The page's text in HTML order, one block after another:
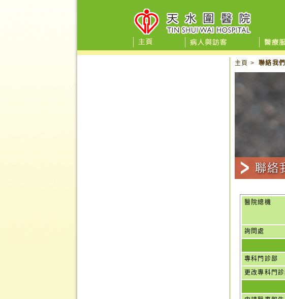
主頁 >聯絡我們
醫院總機
詢問處
專科門診部
更改專科門